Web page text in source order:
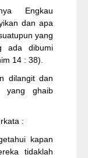
Engkau
dan apa
yang
ada dibumi
14 : 38).
dilangit dan
yang ghaib
:
kapan
tidaklah